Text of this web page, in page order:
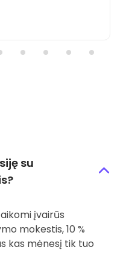
su
įvairūs
mokestis, 10 %
kas mėnesį tik tuo